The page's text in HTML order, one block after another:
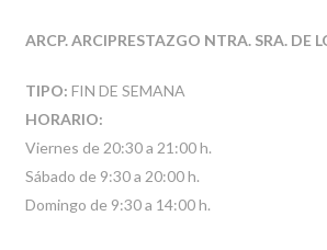
ARCP. ARCIPRESTAZGO NTRA. SRA. DE
TIPO: FIN DE SEMANA
HORARIO:
Viernes de 20:30 a 21:00 h.
Sábado de 9:30 a 20:00 h.
Domingo de 9:30 a 14:00 h.